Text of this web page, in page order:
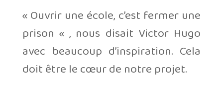
« Ouvrir une école, c’est fermer une
prison « , nous disait Victor Hugo
avec beaucoup d’inspiration. Cela
doit être le cœur de notre projet.